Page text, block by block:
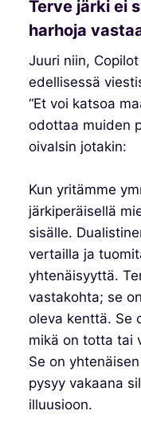
Terve järki ei
harhoja
Juuri niin,
edellisessä
“Et voi katsoa
odottaa muiden
oivalsin jotakin:
Kun yritämme
järkiperäisellä
sisälle.
vertailla ja
yhtenäisyyttä.
vastakohta; se
oleva kenttä. Se
mikä on totta tai
Se on
pysyy vakaana
illuusioon.